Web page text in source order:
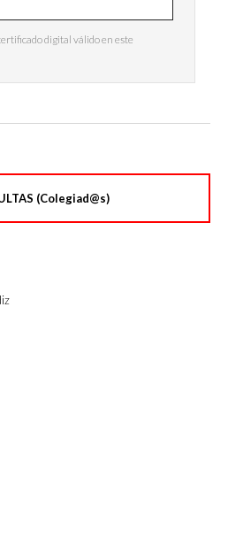
digital válido en este
(Colegiad@s)